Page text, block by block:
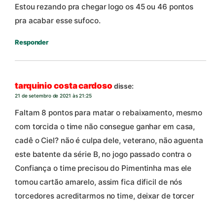
Estou rezando pra chegar logo os 45 ou 46 pontos
pra acabar esse sufoco.
Responder
tarquinio costa cardoso disse:
21 de setembro de 2021 às 21:25
Faltam 8 pontos para matar o rebaixamento, mesmo
com torcida o time não consegue ganhar em casa,
cadê o Ciel? não é culpa dele, veterano, não aguenta
este batente da série B, no jogo passado contra o
Confiança o time precisou do Pimentinha mas ele
tomou cartão amarelo, assim fica dificil de nós
torcedores acreditarmos no time, deixar de torcer